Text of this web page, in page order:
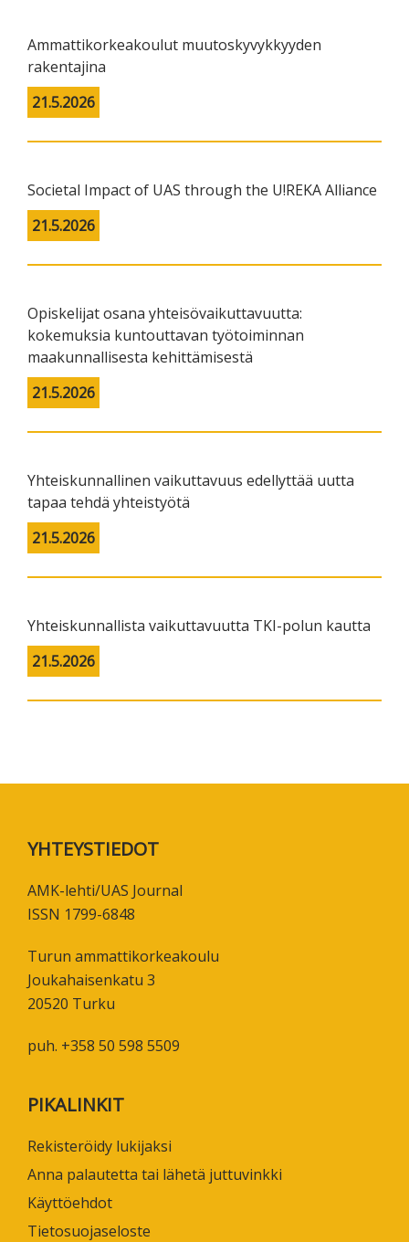
Ammattikorkeakoulut muutoskyvykkyyden
rakentajina
21.5.2026
Societal Impact of UAS through the U!REKA Alliance
21.5.2026
Opiskelijat osana yhteisövaikuttavuutta:
kokemuksia kuntouttavan työtoiminnan
maakunnallisesta kehittämisestä
21.5.2026
Yhteiskunnallinen vaikuttavuus edellyttää uutta
tapaa tehdä yhteistyötä
21.5.2026
Yhteiskunnallista vaikuttavuutta TKI-polun kautta
21.5.2026
Footer
YHTEYSTIEDOT
AMK-lehti/UAS Journal
ISSN 1799-6848
Turun ammattikorkeakoulu
Joukahaisenkatu 3
20520 Turku
puh. +358 50 598 5509
PIKALINKIT
Rekisteröidy lukijaksi
Anna palautetta tai lähetä juttuvinkki
Käyttöehdot
Tietosuojaseloste